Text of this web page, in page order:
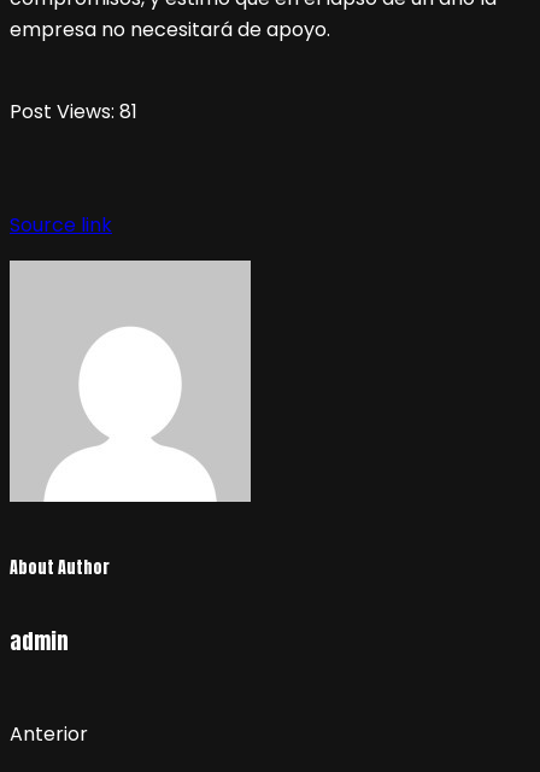
empresa no necesitará de apoyo.
Post Views: 81
Source link
About Author
admin
Anterior